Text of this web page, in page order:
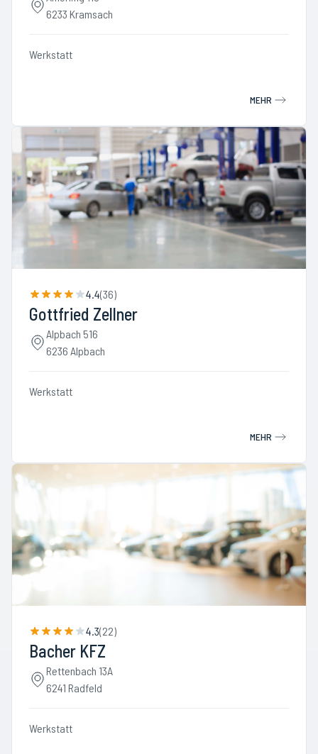
6233 Kramsach
Werkstatt
MEHR
4.4(36)
Gottfried Zellner
Alpbach 516
6236 Alpbach
Werkstatt
MEHR
4.3(22)
Bacher KFZ
Rettenbach 13A
6241 Radfeld
Werkstatt